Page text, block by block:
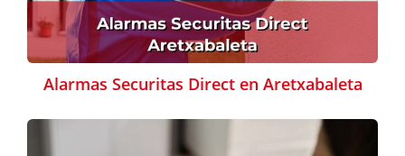
Alarmas Securitas Direct en Aretxabaleta